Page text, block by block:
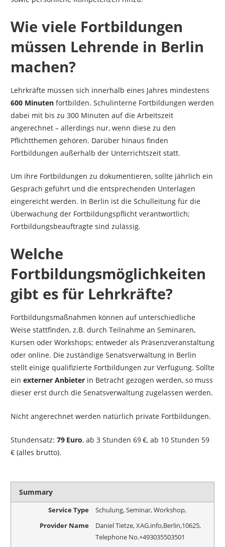
Wie viele Fortbildungen
müssen Lehrende in Berlin
machen?
Lehrkräfte müssen sich innerhalb eines Jahres mindestens
600 Minutenfortbilden. Schulinterne Fortbildungen werden
dabei mit bis zu 300 Minuten auf die Arbeitszeit
angerechnet – allerdings nur, wenn diese zu den
Pflichtthemen gehören. Darüber hinaus finden
Fortbildungen außerhalb der Unterrichtszeit statt.
Um ihre Fortbildungen zu dokumentieren, sollte jährlich ein
Gespräch geführt und die entsprechenden Unterlagen
eingereicht werden. In Berlin ist die Schulleitung für die
Überwachung der Fortbildungspflicht verantwortlich;
Fortbildungsbeauftragte sind zulässig.
Welche
Fortbildungsmöglichkeiten
gibt es für Lehrkräfte?
Fortbildungsmaßnahmen können auf unterschiedliche
Weise stattfinden, z.B. durch Teilnahme an Seminaren,
Kursen oder Workshops; entweder als Präsenzveranstaltung
oder online. Die zuständige Senatsverwaltung in Berlin
stellt einige qualifizierte Fortbildungen zur Verfügung. Sollte
ein externer Anbieterin Betracht gezogen werden, so muss
dieser erst durch die Senatsverwaltung zugelassen werden.
Nicht angerechnet werden natürlich private Fortbildungen.
Stundensatz: 79 Euro, ab 3 Stunden 69 €, ab 10 Stunden 59
€ (alles brutto).
Summary
Service Type
Schulung, Seminar, Workshop,
Provider Name
Daniel Tietze, XAG.info,Berlin,10625,
Telephone No.+493035503501